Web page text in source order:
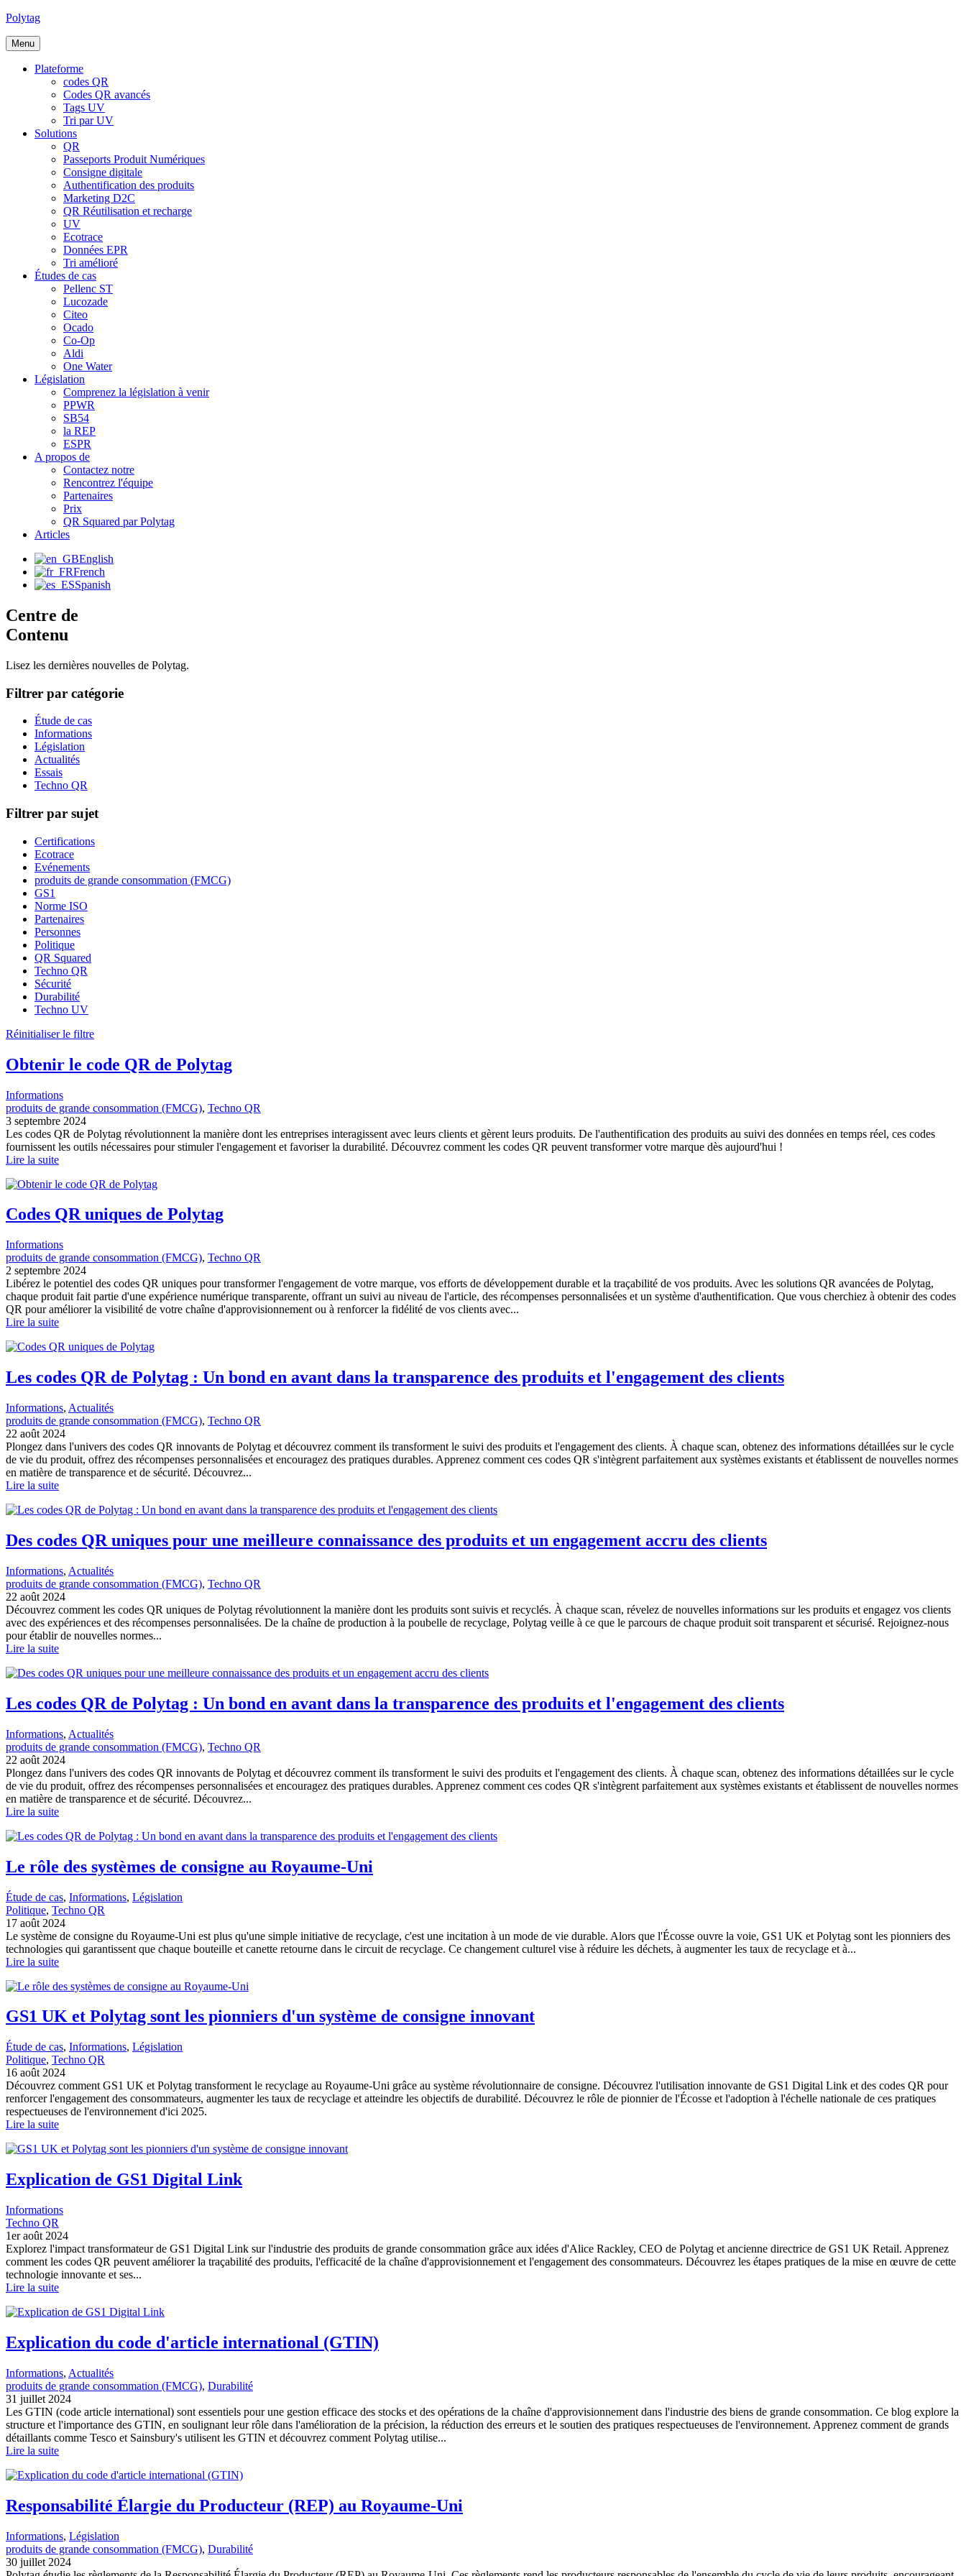
Polytag
Menu
Plateforme
codes QR
Codes QR avancés
Tags UV
Tri par UV
Solutions
QR
Passeports Produit Numériques
Consigne digitale
Authentification des produits
Marketing D2C
QR Réutilisation et recharge
UV
Ecotrace
Données EPR
Tri amélioré
Études de cas
Pellenc ST
Lucozade
Citeo
Ocado
Co-Op
Aldi
One Water
Législation
Comprenez la législation à venir
PPWR
SB54
la REP
ESPR
A propos de
Contactez notre
Rencontrez l'équipe
Partenaires
Prix
QR Squared par Polytag
Articles
English
French
Spanish
Centre de
Contenu
Lisez les dernières nouvelles de Polytag.
Filtrer par catégorie
Étude de cas
Informations
Législation
Actualités
Essais
Techno QR
Filtrer par sujet
Certifications
Ecotrace
Evénements
produits de grande consommation (FMCG)
GS1
Norme ISO
Partenaires
Personnes
Politique
QR Squared
Techno QR
Sécurité
Durabilité
Techno UV
Réinitialiser le filtre
Obtenir le code QR de Polytag
Informations
produits de grande consommation (FMCG), Techno QR
3 septembre 2024
Les codes QR de Polytag révolutionnent la manière dont les entreprises interagissent avec leurs clients et gèrent leurs produits. De l'authentification des produits au suivi des données en temps réel, ces codes
fournissent les outils nécessaires pour stimuler l'engagement et favoriser la durabilité. Découvrez comment les codes QR peuvent transformer votre marque dès aujourd'hui !
Lire la suite
Codes QR uniques de Polytag
Informations
produits de grande consommation (FMCG), Techno QR
2 septembre 2024
Libérez le potentiel des codes QR uniques pour transformer l'engagement de votre marque, vos efforts de développement durable et la traçabilité de vos produits. Avec les solutions QR avancées de Polytag,
chaque produit fait partie d'une expérience numérique transparente, offrant un suivi au niveau de l'article, des récompenses personnalisées et un système d'authentification. Que vous cherchiez à obtenir des codes
QR pour améliorer la visibilité de votre chaîne d'approvisionnement ou à renforcer la fidélité de vos clients avec...
Lire la suite
Les codes QR de Polytag : Un bond en avant dans la transparence des produits et l'engagement des clients
Informations, Actualités
produits de grande consommation (FMCG), Techno QR
22 août 2024
Plongez dans l'univers des codes QR innovants de Polytag et découvrez comment ils transforment le suivi des produits et l'engagement des clients. À chaque scan, obtenez des informations détaillées sur le cycle
de vie du produit, offrez des récompenses personnalisées et encouragez des pratiques durables. Apprenez comment ces codes QR s'intègrent parfaitement aux systèmes existants et établissent de nouvelles normes
en matière de transparence et de sécurité. Découvrez...
Lire la suite
Des codes QR uniques pour une meilleure connaissance des produits et un engagement accru des clients
Informations, Actualités
produits de grande consommation (FMCG), Techno QR
22 août 2024
Découvrez comment les codes QR uniques de Polytag révolutionnent la manière dont les produits sont suivis et recyclés. À chaque scan, révelez de nouvelles informations sur les produits et engagez vos clients
avec des expériences et des récompenses personnalisées. De la chaîne de production à la poubelle de recyclage, Polytag veille à ce que le parcours de chaque produit soit transparent et sécurisé. Rejoignez-nous
pour établir de nouvelles normes...
Lire la suite
Les codes QR de Polytag : Un bond en avant dans la transparence des produits et l'engagement des clients
Informations, Actualités
produits de grande consommation (FMCG), Techno QR
22 août 2024
Plongez dans l'univers des codes QR innovants de Polytag et découvrez comment ils transforment le suivi des produits et l'engagement des clients. À chaque scan, obtenez des informations détaillées sur le cycle
de vie du produit, offrez des récompenses personnalisées et encouragez des pratiques durables. Apprenez comment ces codes QR s'intègrent parfaitement aux systèmes existants et établissent de nouvelles normes
en matière de transparence et de sécurité. Découvrez...
Lire la suite
Le rôle des systèmes de consigne au Royaume-Uni
Étude de cas, Informations, Législation
Politique, Techno QR
17 août 2024
Le système de consigne du Royaume-Uni est plus qu'une simple initiative de recyclage, c'est une incitation à un mode de vie durable. Alors que l'Écosse ouvre la voie, GS1 UK et Polytag sont les pionniers des
technologies qui garantissent que chaque bouteille et canette retourne dans le circuit de recyclage. Ce changement culturel vise à réduire les déchets, à augmenter les taux de recyclage et à...
Lire la suite
GS1 UK et Polytag sont les pionniers d'un système de consigne innovant
Étude de cas, Informations, Législation
Politique, Techno QR
16 août 2024
Découvrez comment GS1 UK et Polytag transforment le recyclage au Royaume-Uni grâce au système révolutionnaire de consigne. Découvrez l'utilisation innovante de GS1 Digital Link et des codes QR pour
renforcer l'engagement des consommateurs, augmenter les taux de recyclage et atteindre les objectifs de durabilité. Découvrez le rôle de pionnier de l'Écosse et l'adoption à l'échelle nationale de ces pratiques
respectueuses de l'environnement d'ici 2025.
Lire la suite
Explication de GS1 Digital Link
Informations
Techno QR
1er août 2024
Explorez l'impact transformateur de GS1 Digital Link sur l'industrie des produits de grande consommation grâce aux idées d'Alice Rackley, CEO de Polytag et ancienne directrice de GS1 UK Retail. Apprenez
comment les codes QR peuvent améliorer la traçabilité des produits, l'efficacité de la chaîne d'approvisionnement et l'engagement des consommateurs. Découvrez les étapes pratiques de la mise en œuvre de cette
technologie innovante et ses...
Lire la suite
Explication du code d'article international (GTIN)
Informations, Actualités
produits de grande consommation (FMCG), Durabilité
31 juillet 2024
Les GTIN (code article international) sont essentiels pour une gestion efficace des stocks et des opérations de la chaîne d'approvisionnement dans l'industrie des biens de grande consommation. Ce blog explore la
structure et l'importance des GTIN, en soulignant leur rôle dans l'amélioration de la précision, la réduction des erreurs et le soutien des pratiques respectueuses de l'environnement. Apprenez comment de grands
détaillants comme Tesco et Sainsbury's utilisent les GTIN et découvrez comment Polytag utilise...
Lire la suite
Responsabilité Élargie du Producteur (REP) au Royaume-Uni
Informations, Législation
produits de grande consommation (FMCG), Durabilité
30 juillet 2024